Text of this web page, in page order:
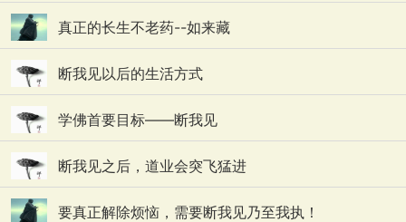
真正的长生不老药--如来藏
断我见以后的生活方式
学佛首要目标——断我见
断我见之后，道业会突飞猛进
要真正解除烦恼，需要断我见乃至我执！